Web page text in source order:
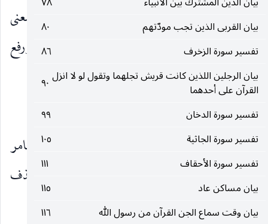
بيان القربى الذين تجب مودّتهم
٨٠
تفسير سورة الزخرف
٨٦
بيان الرجلين اللذين كانت قريش تجلهما وتقول لو لا انزل
القرآن على أحدهما
٩٠
تفسير سورة الدخان
٩٩
تفسير سورة الجاثية
١٠٥
تفسير سورة الأحقاف
١١١
بيان مساكن عاد
١١٥
بيان وقت سماع الجن القرآن من رسول الله
١١٦
أن ينتصب غير بما دل عليه تأمروني أن أعبد لأنه بمعنى
تعبدونني على أن أصله تأمرونني أن أعبد فحذف أن ورفع
كقوله :
ألا أيّهذا الزّاجري أحضر الوغى
ويؤيده قراءة
بالنصب ، وقرأ ابن عامر
«تأمرونني» بإظهار النونين على الأصل ونافع بحذف
الثانية فإنها تحذف كثيرا.